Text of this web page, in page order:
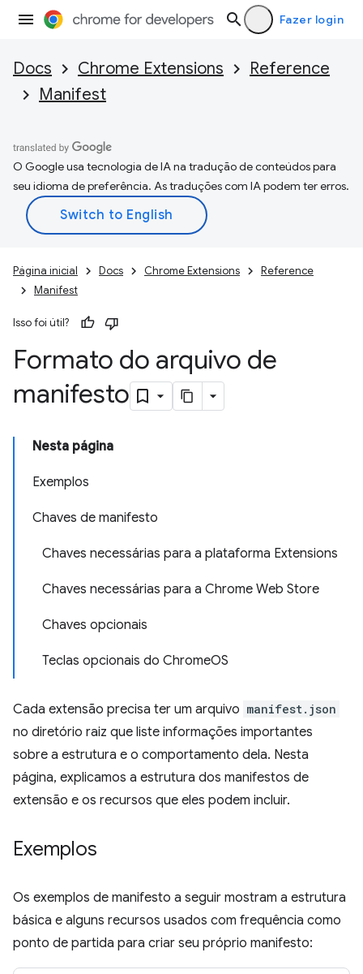
Fazer login
Docs Chrome Extensions
Reference
Manifest
O Google usa tecnologia de IA na tradução de conteúdos para
seu idioma de preferência. As traduções com IA podem ter erros.
Página inicial Docs Chrome Extensions
Reference
Manifest
Isso foi útil?
Formato do arquivo de
manifesto
Nesta página
Exemplos
Chaves de manifesto
Chaves necessárias para a plataforma Extensions
Chaves necessárias para a Chrome Web Store
Chaves opcionais
Teclas opcionais do ChromeOS
Cada extensão precisa ter um arquivo manifest.json
no diretório raiz que liste informações importantes
sobre a estrutura e o comportamento dela. Nesta
página, explicamos a estrutura dos manifestos de
extensão e os recursos que eles podem incluir.
Exemplos
Os exemplos de manifesto a seguir mostram a estrutura
básica e alguns recursos usados com frequência como
ponto de partida para criar seu próprio manifesto: